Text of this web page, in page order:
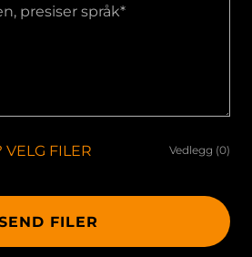
FILER Vedlegg (0)
FILER